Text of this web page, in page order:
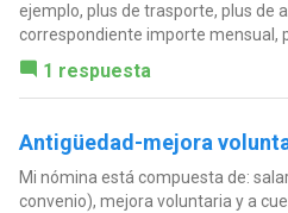
ejemplo, plus de trasporte, plus de
correspondiente importe mensual,
1 respuesta
Antigüedad-mejora
Mi nómina está compuesta de:
convenio), mejora voluntaria y a